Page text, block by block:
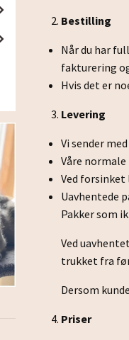
Bestilling
Når du har
fakturering
Hvis det er
Levering
Vi sender
Våre
Ved
Uavhentede
Pakker som
Ved
trukket fra
Dersom
Priser